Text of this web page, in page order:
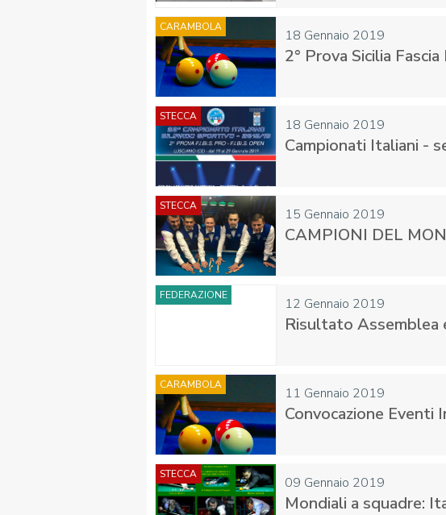
18 Gennaio 2019
CARAMBOLA
2° Prova Sicilia
18 Gennaio 2019
STECCA
Campionati Italiani -
15 Gennaio 2019
STECCA
CAMPIONI DEL
12 Gennaio 2019
FEDERAZIONE
Risultato Assemblea
11 Gennaio 2019
CARAMBOLA
Convocazione Eventi
09 Gennaio 2019
STECCA
Mondiali a squadre: